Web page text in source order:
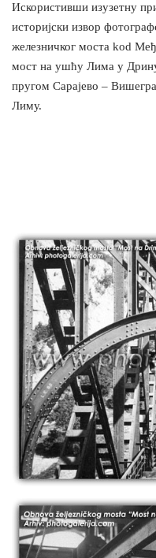
Искористивши изузетну
историјски извор
железничког моста kod
мост на ушћу Лима у
пругом Сарајево –
Лиму.